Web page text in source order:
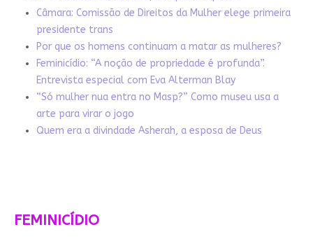
Câmara: Comissão de Direitos da Mulher elege primeira
presidente trans
Por que os homens continuam a matar as mulheres?
Feminicídio: “A noção de propriedade é profunda”.
Entrevista especial com Eva Alterman Blay
“Só mulher nua entra no Masp?” Como museu usa a
arte para virar o jogo
Quem era a divindade Asherah, a esposa de Deus
FEMINICÍDIO